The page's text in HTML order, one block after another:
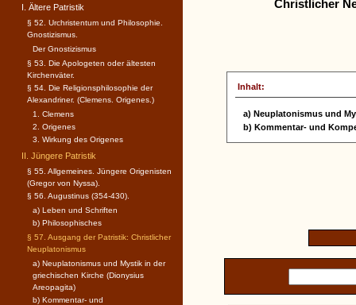
Christlicher
Inhalt:
a) Neuplatonismus und
b) Kommentar- und
I. Ältere Patristik
§ 52. Urchristentum und Philosophie.
Gnostizismus.
Der Gnostizismus
§ 53. Die Apologeten oder ältesten
Kirchenväter.
§ 54. Die Religionsphilosophie der
Alexandriner. (Clemens. Origenes.)
1. Clemens
2. Origenes
3. Wirkung des Origenes
II. Jüngere Patristik
§ 55. Allgemeines. Jüngere Origenisten
(Gregor von Nyssa).
§ 56. Augustinus (354-430).
a) Leben und Schriften
b) Philosophisches
§ 57. Ausgang der Patristik: Christlicher
Neuplatonismus
a) Neuplatonismus und Mystik in der
griechischen Kirche (Dionysius
Areopagita)
b) Kommentar- und